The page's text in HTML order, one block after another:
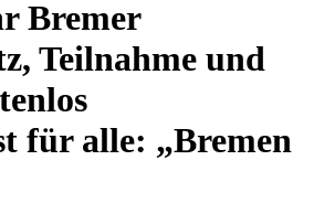
Bremer
Teilnahme und
für alle: „Bremen